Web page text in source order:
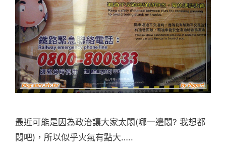
最近可能是因為政治讓大家太悶(哪一邊悶? 我想都
悶吧)，所以似乎火氣有點大…..